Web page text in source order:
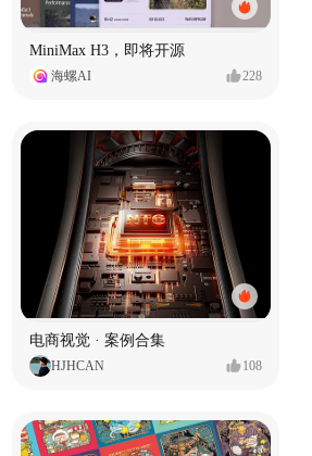
MiniMax H3，即将开源
海螺AI 228
电商视觉 · 案例合集
HJHCAN 108